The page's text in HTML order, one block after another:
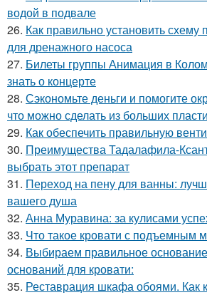
водой в подвале
26. Как правильно установить
для дренажного насоса
27. Билеты группы Анимация в
знать о концерте
28. Сэкономьте деньги и помогите
что можно сделать из больших
29. Как обеспечить правильную
30. Преимущества Тадалафила-
выбрать этот препарат
31. Переход на пену для ванны:
вашего душа
32. Анна Муравина: за кулисами
33. Что такое кровати с подъемным
34. Выбираем правильное
оснований для кровати:
35. Реставрация шкафа обоями. Как